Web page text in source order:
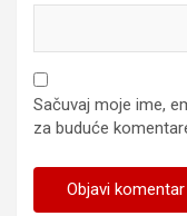
Sačuvaj moje ime,
za buduće